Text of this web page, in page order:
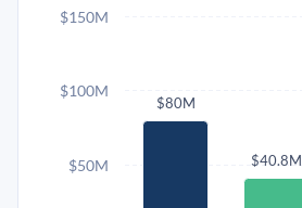
$80M
$40.8M
$50M
$100M
$150M